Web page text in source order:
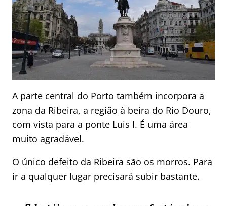
A parte central do Porto também incorpora a
zona da Ribeira, a região à beira do Rio Douro,
com vista para a ponte Luis I. É uma área
muito agradável.
O único defeito da Ribeira são os morros. Para
ir a qualquer lugar precisará subir bastante.